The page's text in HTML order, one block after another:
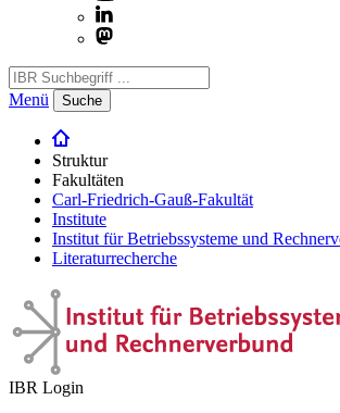
Menü Suche
Struktur
Fakultäten
Carl-Friedrich-Gauß-Fakultät
Institute
Institut für Betriebssysteme und
Literaturrecherche
IBR Login